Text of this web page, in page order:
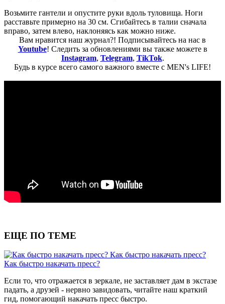
Возьмите гантели и опустите руки вдоль туловища. Ноги
расставьте примерно на 30 см. Сгибайтесь в талии сначала
вправо, затем влево, наклоняясь как можно ниже.
Вам нравится наш журнал?! Подписывайтесь на нас в
Youtube! Следить за обновлениями вы также можете в
Instagram, Telegram, TikTok.
Будь в курсе всего самого важного вместе с MEN's LIFE!
ЕЩЕ ПО ТЕМЕ
Как быстро накачать пресс?
Как быстро накачать пресс?
Если то, что отражается в зеркале, не заставляет дам в экстазе
падать, а друзей - нервно завидовать, читайте наш краткий
гид, помогающий накачать пресс быстро.